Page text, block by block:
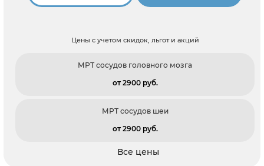
Цены с учетом скидок, льгот и акций
МРТ сосудов головного мозга
от 2900 pуб.
МРТ сосудов шеи
от 2900 pуб.
Все цены